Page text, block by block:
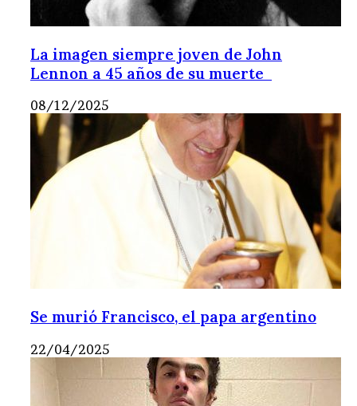
La imagen siempre joven de John
Lennon a 45 años de su muerte
08/12/2025
Se murió Francisco, el papa argentino
22/04/2025